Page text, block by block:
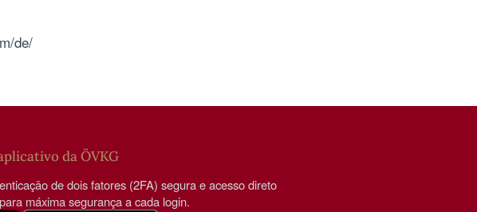
de/
da ÖVKG
de dois fatores (2FA) segura e acesso direto
máxima segurança a cada login.